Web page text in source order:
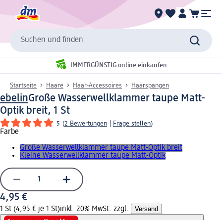
Suchen und finden
IMMERGÜNSTIG online einkaufen
Startseite Haare Haar-Accessoires Haarspangen
ebelinGroße Wasserwellklammer taupe Matt-
Optik breit, 1 St
5 (2 Bewertungen Frage stellen)
Farbe
Große Wasserwellklammer taupe Matt-Optik breit
Kleine Wasserwellklammer taupe Matt-Optik
4,95 €
1 St (4,95 € je 1 St)inkl. 20% MwSt. zzgl. Versand